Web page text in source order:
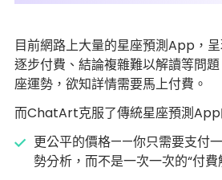
目前網路上大量的星座預測App，
逐步付費、結論複雜難以解讀等問
座運勢，欲知詳情需要馬上付費。
而ChatArt克服了傳統星座預測App
更公平的價格——你只需要支付
勢分析，而不是一次一次的“付費